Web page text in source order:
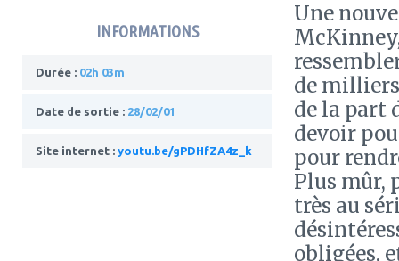
INFORMATIONS
Durée : 02h 03m
Date de sortie : 28/02/01
Site internet : youtu.be/gPDHfZA4z_k
Une
de
de la part
devoir
pour
Plus mûr,
très au
obligées,